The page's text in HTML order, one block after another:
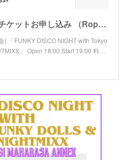
六本木マハラジャチケットお申し込み （Roppongi MAHARAJA Ticket Application Form）
) 「FUNKY DISCO NIGHT with Tokyo
」 Open 18:00 Start 19:00 料…